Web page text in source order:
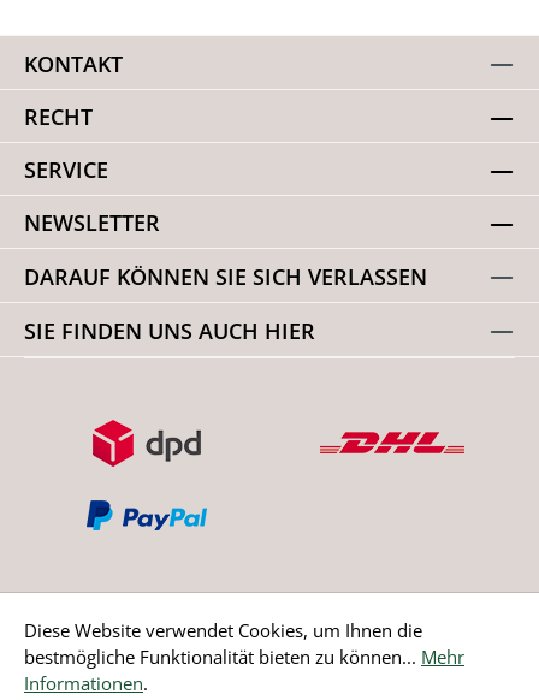
KONTAKT
RECHT
SERVICE
NEWSLETTER
DARAUF KÖNNEN SIE SICH VERLASSEN
SIE FINDEN UNS AUCH HIER
Bestellung widerrufen
Diese Website verwendet Cookies, um Ihnen die
bestmögliche Funktionalität bieten zu können... Mehr
Informationen.